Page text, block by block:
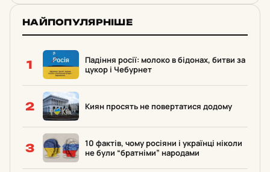
НАЙПОПУЛЯРНІШЕ
1
Падіння росії: молоко в бідонах, битви за
цукор і Чебурнет
2 Киян просять не повертатися додому
3
10 фактів, чому росіяни і українці ніколи
не були “братніми” народами